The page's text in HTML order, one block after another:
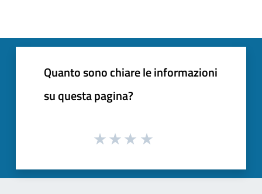
Quanto sono chiare le informazioni
su questa pagina?